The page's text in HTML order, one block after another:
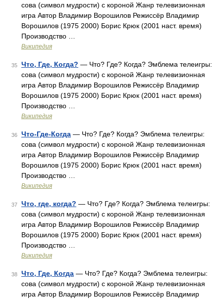
сова (символ мудрости) с короной Жанр телевизионная
игра Автор Владимир Ворошилов Режиссёр Владимир
Ворошилов (1975 2000) Борис Крюк (2001 наст. время)
Производство …
Википедия
35 Что, Где, Когда? — Что? Где? Когда? Эмблема телеигры:
сова (символ мудрости) с короной Жанр телевизионная
игра Автор Владимир Ворошилов Режиссёр Владимир
Ворошилов (1975 2000) Борис Крюк (2001 наст. время)
Производство …
Википедия
36 Что-Где-Когда — Что? Где? Когда? Эмблема телеигры:
сова (символ мудрости) с короной Жанр телевизионная
игра Автор Владимир Ворошилов Режиссёр Владимир
Ворошилов (1975 2000) Борис Крюк (2001 наст. время)
Производство …
Википедия
37 Что, где, когда? — Что? Где? Когда? Эмблема телеигры:
сова (символ мудрости) с короной Жанр телевизионная
игра Автор Владимир Ворошилов Режиссёр Владимир
Ворошилов (1975 2000) Борис Крюк (2001 наст. время)
Производство …
Википедия
38 Что, Где, Когда — Что? Где? Когда? Эмблема телеигры:
сова (символ мудрости) с короной Жанр телевизионная
игра Автор Владимир Ворошилов Режиссёр Владимир